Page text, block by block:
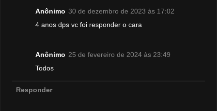
Anônimo 30 de dezembro de 2023 às 17:02
4 anos dps vc foi responder o cara
Anônimo 25 de fevereiro de 2024 às 23:49
Todos
Responder